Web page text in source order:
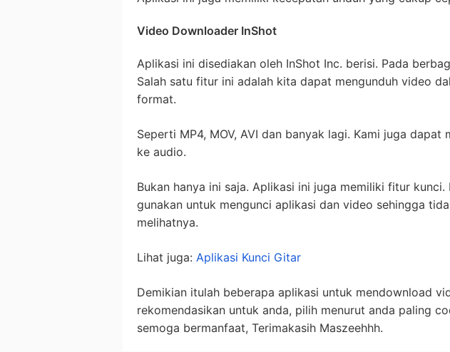
Video Downloader InShot
Aplikasi ini disediakan oleh InShot Inc. berisi. Pada
Salah satu fitur ini adalah kita dapat mengunduh video
format.
Seperti MP4, MOV, AVI dan banyak lagi. Kami juga dapat
ke audio.
Bukan hanya ini saja. Aplikasi ini juga memiliki fitur kunci.
gunakan untuk mengunci aplikasi dan video sehingga
melihatnya.
Lihat juga: Aplikasi Kunci Gitar
Demikian itulah beberapa aplikasi untuk mendownload
rekomendasikan untuk anda, pilih menurut anda paling
semoga bermanfaat, Terimakasih Maszeehhh.